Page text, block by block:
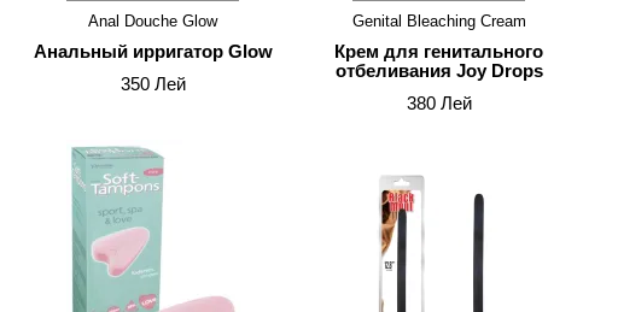
Anal Douche Glow
Анальный ирригатор Glow
350 Лей
Genital Bleaching Cream
Крем для генитального
отбеливания Joy Drops
380 Лей